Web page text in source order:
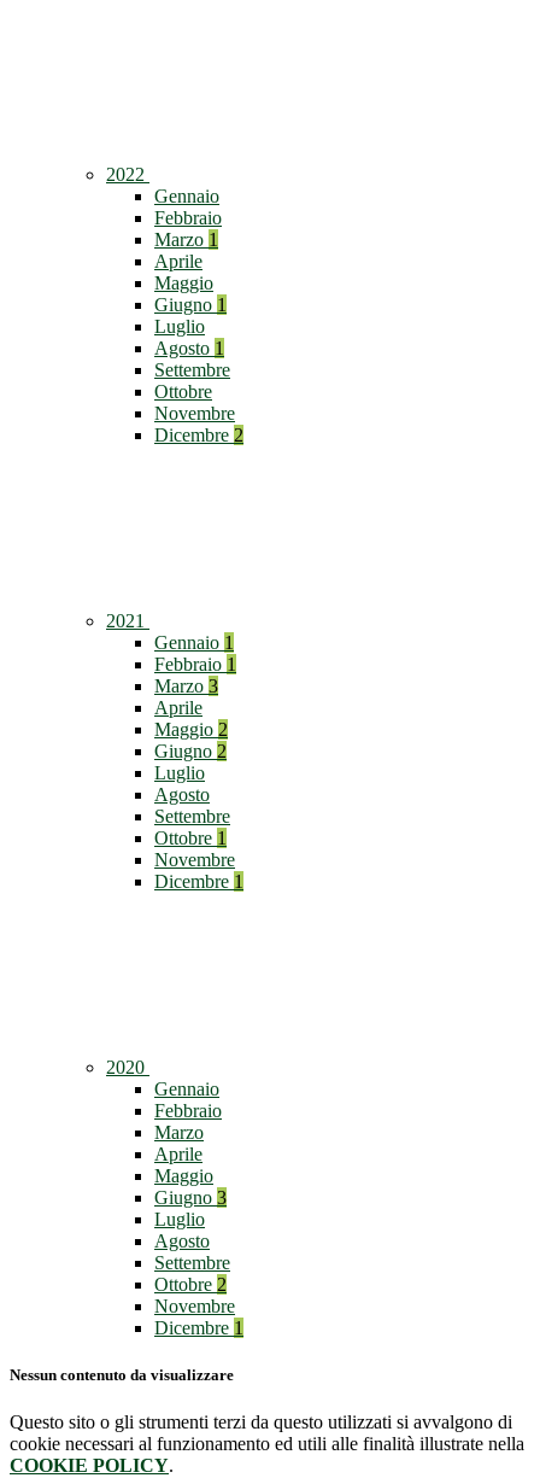
2022
Gennaio
Febbraio
Marzo 1
Aprile
Maggio
Giugno 1
Luglio
Agosto 1
Settembre
Ottobre
Novembre
Dicembre 2
2021
Gennaio 1
Febbraio 1
Marzo 3
Aprile
Maggio 2
Giugno 2
Luglio
Agosto
Settembre
Ottobre 1
Novembre
Dicembre 1
2020
Gennaio
Febbraio
Marzo
Aprile
Maggio
Giugno 3
Luglio
Agosto
Settembre
Ottobre 2
Novembre
Dicembre 1
Nessun contenuto da visualizzare
Questo sito o gli strumenti terzi da questo utilizzati si avvalgono di
cookie necessari al funzionamento ed utili alle finalità illustrate nella
COOKIE POLICY.